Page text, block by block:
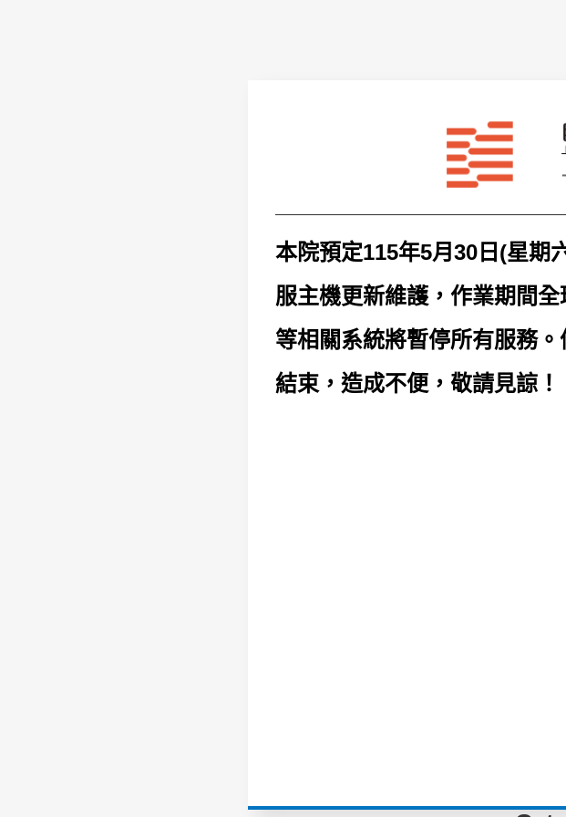
本院預定115年5月30日(星期
服主機更新維護，作業期間
等相關系統將暫停所有服務
結束，造成不便，敬請見諒！